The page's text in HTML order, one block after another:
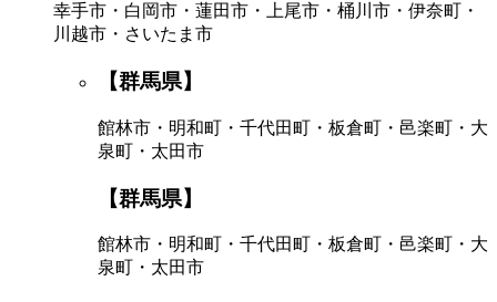
幸手市・白岡市・蓮田市・上尾市・桶川市・伊奈町・
川越市・さいたま市
【群馬県】
館林市・明和町・千代田町・板倉町・邑楽町・大
泉町・太田市
【群馬県】
館林市・明和町・千代田町・板倉町・邑楽町・大
泉町・太田市